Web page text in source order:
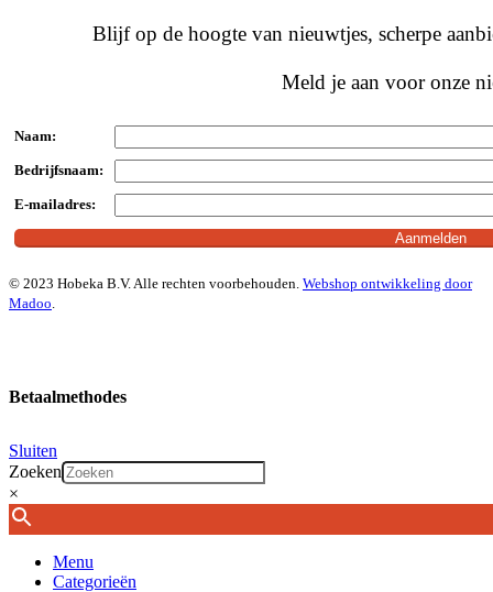
Blijf op de hoogte van nieuwtjes, scherpe
Meld je aan voor onze
Naam:
Bedrijfsnaam:
E-mailadres:
© 2023 Hobeka B.V. Alle rechten voorbehouden. Webshop ontwikkeling door
Madoo.
Betaalmethodes
Sluiten
Zoeken
×
Menu
Categorieën